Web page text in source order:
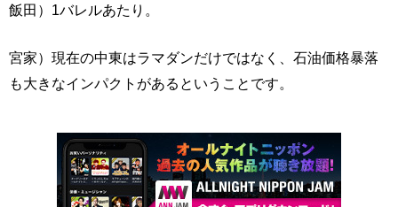
飯田）1バレルあたり。
宮家）現在の中東はラマダンだけではなく、石油価格暴落
も大きなインパクトがあるということです。